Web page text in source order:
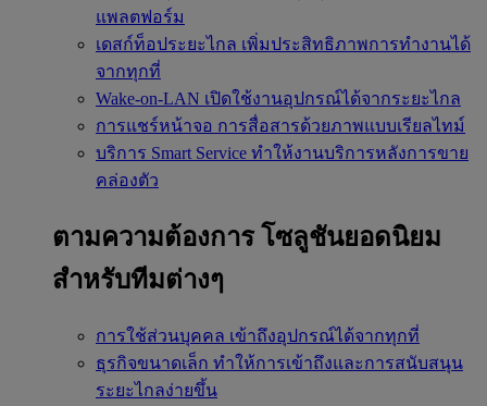
แพลตฟอร์ม
เดสก์ท็อประยะไกล เพิ่มประสิทธิภาพการทำงานได้
จากทุกที่
Wake-on-LAN เปิดใช้งานอุปกรณ์ได้จากระยะไกล
การแชร์หน้าจอ การสื่อสารด้วยภาพแบบเรียลไทม์
บริการ Smart Service ทำให้งานบริการหลังการขาย
คล่องตัว
ตามความต้องการ โซลูชันยอดนิยม
สำหรับทีมต่างๆ
การใช้ส่วนบุคคล เข้าถึงอุปกรณ์ได้จากทุกที่
ธุรกิจขนาดเล็ก ทำให้การเข้าถึงและการสนับสนุน
ระยะไกลง่ายขึ้น